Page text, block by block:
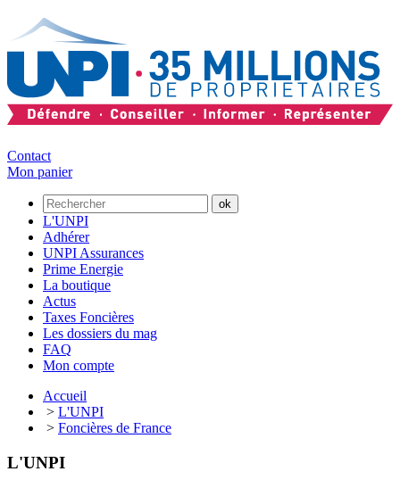
Contact
Mon panier
L'UNPI
Adhérer
UNPI Assurances
Prime Energie
La boutique
Actus
Taxes Foncières
Les dossiers du mag
FAQ
Mon compte
Accueil
> L'UNPI
> Foncières de France
L'UNPI